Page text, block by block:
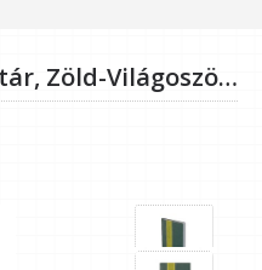
Fashion, álló zsebnaptár, Zöld-Világoszöld-Zöld